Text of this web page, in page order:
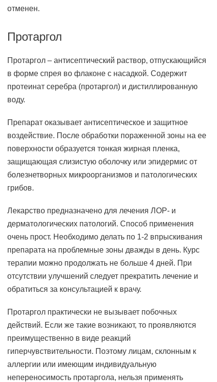
отменен.
Протаргол
Протаргол – антисептический раствор, отпускающийся
в форме спрея во флаконе с насадкой. Содержит
протеинат серебра (протаргол) и дистиллированную
воду.
Препарат оказывает антисептическое и защитное
воздействие. После обработки пораженной зоны на ее
поверхности образуется тонкая жирная пленка,
защищающая слизистую оболочку или эпидермис от
болезнетворных микроорганизмов и патологических
грибов.
Лекарство предназначено для лечения ЛОР- и
дерматологических патологий. Способ применения
очень прост. Необходимо делать по 1-2 впрыскивания
препарата на проблемные зоны дважды в день. Курс
терапии можно продолжать не больше 4 дней. При
отсутствии улучшений следует прекратить лечение и
обратиться за консультацией к врачу.
Протаргол практически не вызывает побочных
действий. Если же такие возникают, то проявляются
преимущественно в виде реакций
гиперчувствительности. Поэтому лицам, склонным к
аллергии или имеющим индивидуальную
непереносимость протаргола, нельзя применять